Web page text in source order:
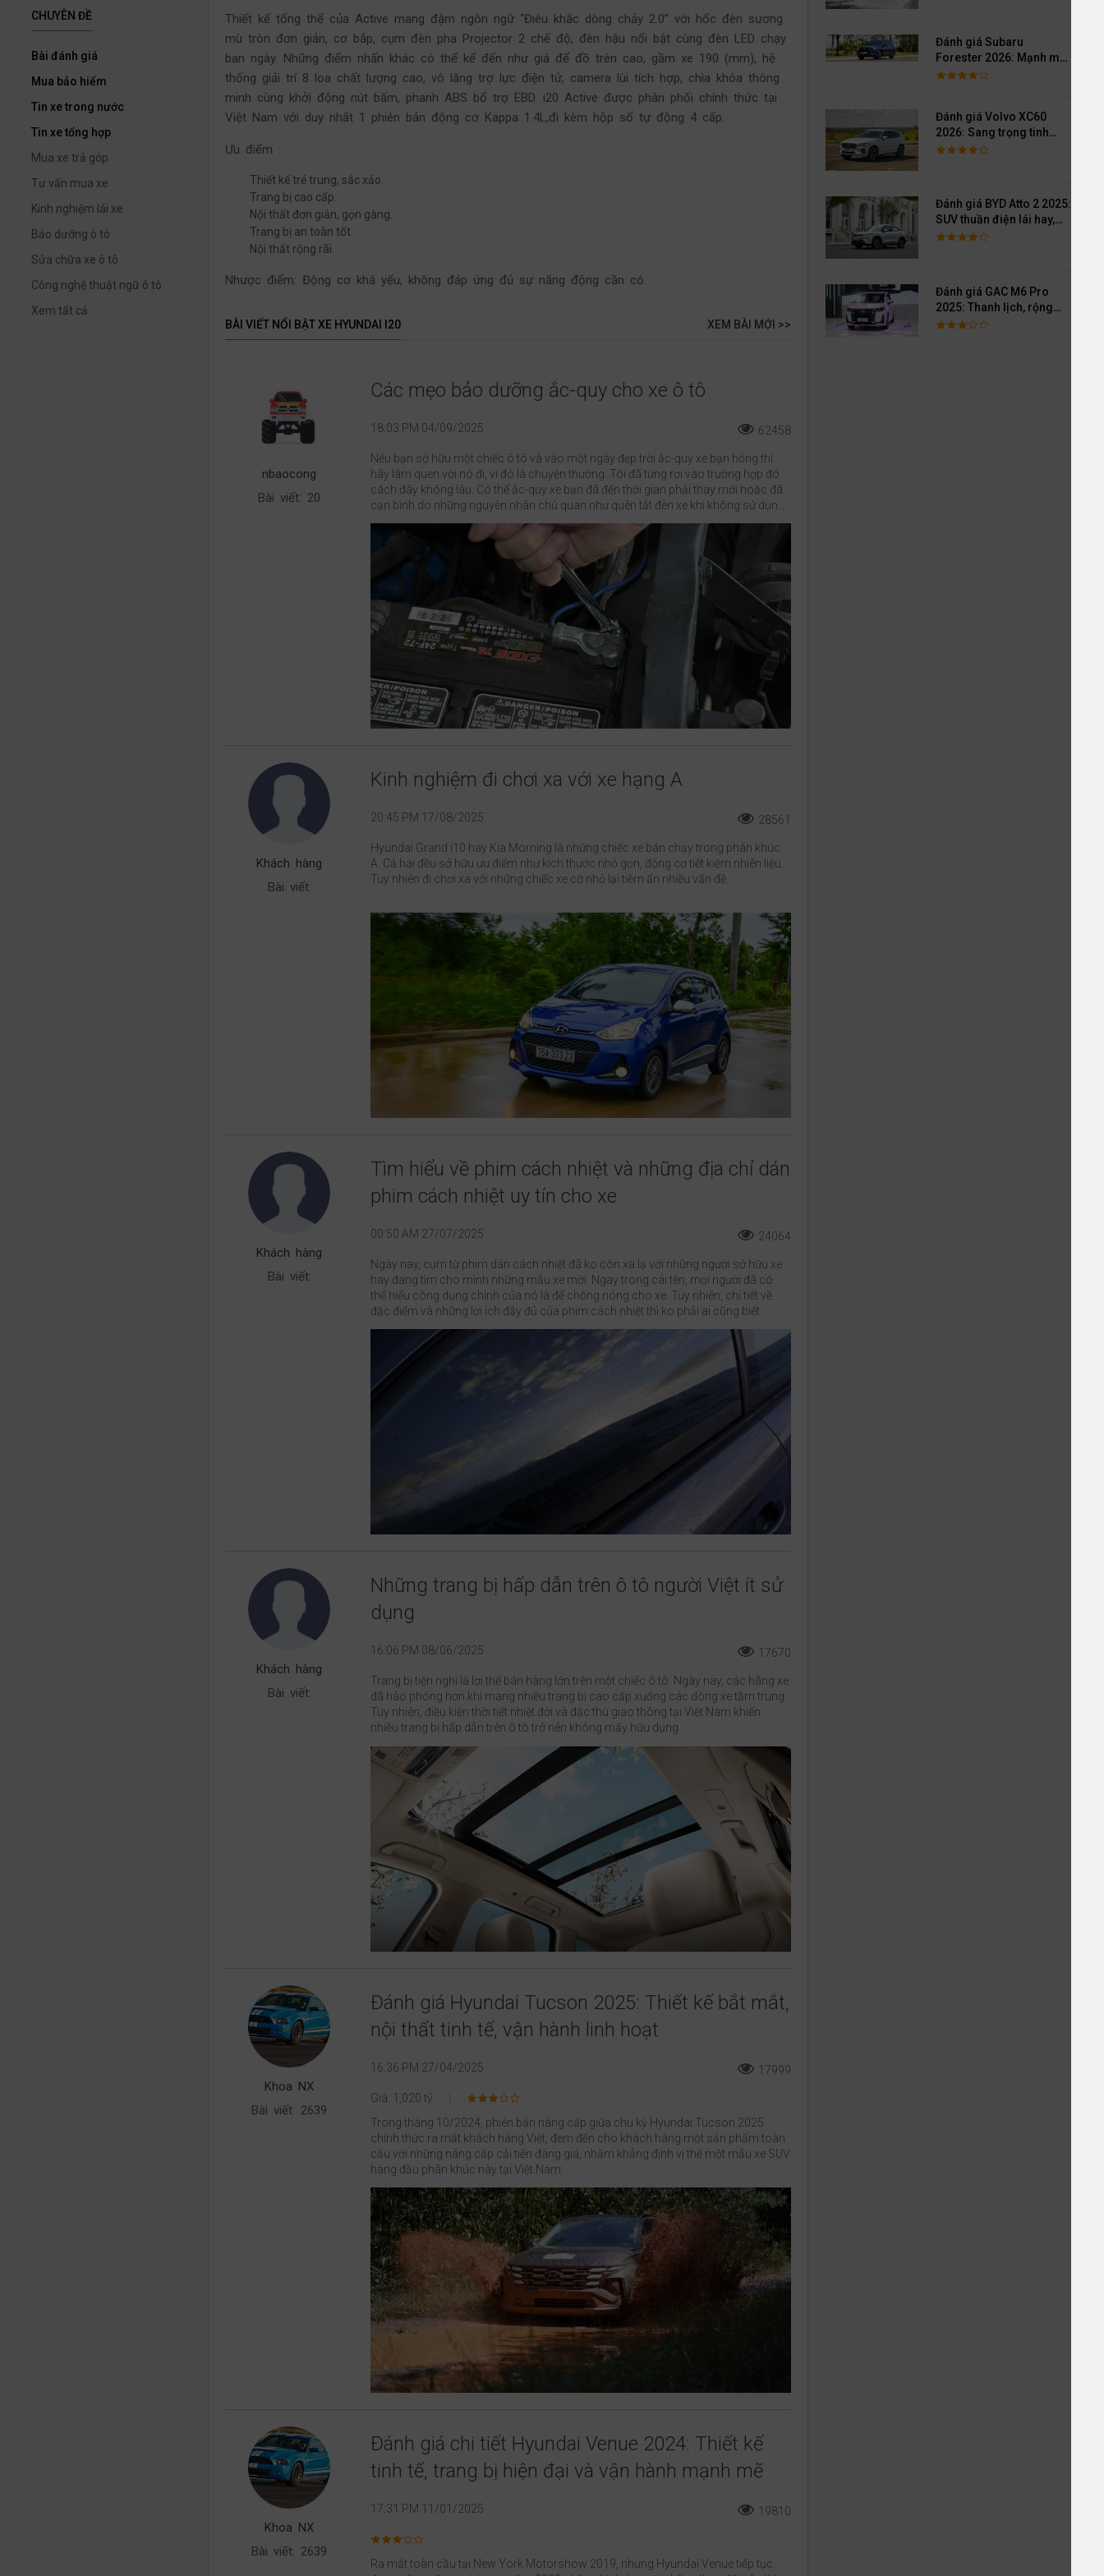
CHUYÊN ĐỀ
Bài đánh giá
Mua bảo hiểm
Tin xe trong nước
Tin xe tổng hợp
Mua xe trả góp
Tư vấn mua xe
Kinh nghiệm lái xe
Bảo dưỡng ô tô
Sửa chữa xe ô tô
Công nghệ thuật ngữ ô tô
Xem tất cả
Thiết kế tổng thể của Active mang đậm ngôn ngữ “Điêu khắc dòng chảy 2.0” với hốc đèn sương
mù tròn đơn giản, cơ bắp, cụm đèn pha Projector 2 chế độ, đèn hậu nổi bật cùng đèn LED chạy
ban ngày. Những điểm nhấn khác có thể kể đến như giá để đồ trên cao, gầm xe 190 (mm), hệ
thống giải trí 8 loa chất lượng cao, vô lăng trợ lực điện tử, camera lùi tích hợp, chìa khóa thông
minh cùng khởi động nút bấm, phanh ABS bổ trợ EBD. i20 Active được phân phối chính thức tại
Việt Nam với duy nhất 1 phiên bản động cơ Kappa 1.4L,đi kèm hộp số tự động 4 cấp.
Ưu điểm :
Thiết kế trẻ trung, sắc xảo.
Trang bị cao cấp.
Nội thất đơn giản, gọn gàng.
Trang bị an toàn tốt.
Nội thất rộng rãi.
Nhược điểm: Động cơ khá yếu, không đáp ứng đủ sự năng động cần có.
BÀI VIẾT NỔI BẬT XE HYUNDAI I20 XEM BÀI MỚI >>
nbaocong
Bài viết: 20
Các mẹo bảo dưỡng ắc-quy cho xe ô tô
18:03 PM 04/09/2025 62458
Nếu bạn sở hữu một chiếc ô tô và vào một ngày đẹp trời ắc-quy xe bạn hỏng thì
hãy làm quen với nó đi, vì đó là chuyện thường. Tôi đã từng rơi vào trường hợp đó
cách đây không lâu. Có thể ắc-quy xe bạn đã đến thời gian phải thay mới hoặc đã
cạn bình do những nguyên nhân chủ quan như quên tắt đèn xe khi không sử dụng
và để qua đêm.v.v...
Khách hàng
Bài viết:
Kinh nghiệm đi chơi xa với xe hạng A
20:45 PM 17/08/2025 28561
Hyundai Grand i10 hay Kia Morning là những chiếc xe bán chạy trong phân khúc
A. Cả hai đều sở hữu ưu điểm như kích thước nhỏ gọn, động cơ tiết kiệm nhiên liệu…
Tuy nhiên đi chơi xa với những chiếc xe cỡ nhỏ lại tiềm ẩn nhiều vấn đề.
Khách hàng
Bài viết:
Tìm hiểu về phim cách nhiệt và những địa chỉ dán
phim cách nhiệt uy tín cho xe
00:50 AM 27/07/2025 24064
Ngày nay, cụm từ phim dán cách nhiệt đã ko còn xa lạ với những người sở hữu xe
hay đang tìm cho mình những mẫu xe mới. Ngay trong cái tên, mọi người đã có
thể hiểu công dụng chính của nó là để chống nóng cho xe. Tuy nhiên, chi tiết về
đặc điểm và những lợi ích đầy đủ của phim cách nhiệt thì ko phải ai cũng biết.
Khách hàng
Bài viết:
Những trang bị hấp dẫn trên ô tô người Việt ít sử
dụng
16:06 PM 08/06/2025 17670
Trang bị tiện nghi là lợi thế bán hàng lớn trên một chiếc ô tô. Ngày nay, các hãng xe
đã hào phóng hơn khi mang nhiều trang bị cao cấp xuống các dòng xe tầm trung.
Tuy nhiên, điều kiện thời tiết nhiệt đới và đặc thù giao thông tại Việt Nam khiến
nhiều trang bị hấp dẫn trên ô tô trở nên không mấy hữu dụng.
Khoa NX
Bài viết: 2639
Đánh giá Hyundai Tucson 2025: Thiết kế bắt mắt,
nội thất tinh tế, vận hành linh hoạt
16:36 PM 27/04/2025 17999
Giá: 1,020 tỷ
Trong tháng 10/2024, phiên bản nâng cấp giữa chu kỳ Hyundai Tucson 2025
chính thức ra mắt khách hàng Việt, đem đến cho khách hàng một sản phẩm toàn
cầu với những nâng cấp cải tiến đáng giá, nhằm khẳng định vị thế một mẫu xe SUV
hàng đầu phân khúc này tại Việt Nam.
Khoa NX
Bài viết: 2639
Đánh giá chi tiết Hyundai Venue 2024: Thiết kế
tinh tế, trang bị hiện đại và vận hành mạnh mẽ
17:31 PM 11/01/2025 19810
Ra mắt toàn cầu tại New York Motorshow 2019, nhưng Hyundai Venue tiếp tục
Đánh giá Subaru
Forester 2026: Mạnh mẽ,
êm ái đi cùng hệ thống
Đánh giá Volvo XC60
2026: Sang trọng tinh
giản, an toàn và đủ khác
Đánh giá BYD Atto 2 2025:
SUV thuần điện lái hay,
cách âm vượt trội
Đánh giá GAC M6 Pro
2025: Thanh lịch, rộng
rãi, đầy đủ tiện nghi, vận